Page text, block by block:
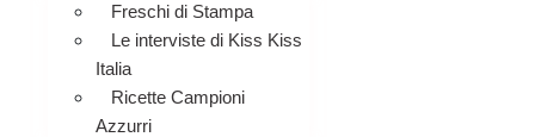
Freschi di Stampa
Le interviste di Kiss Kiss
Italia
Ricette Campioni
Azzurri